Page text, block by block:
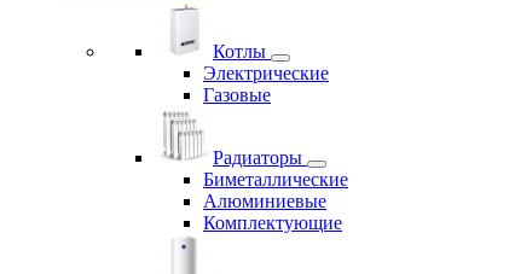
Котлы
Электрические
Газовые
Радиаторы
Биметаллические
Алюминиевые
Комплектующие